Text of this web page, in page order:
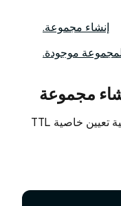
إنشاء مجموعة.
يوضح مقتطف الشيفرة التالي كيفية تعيين خاصية TTL